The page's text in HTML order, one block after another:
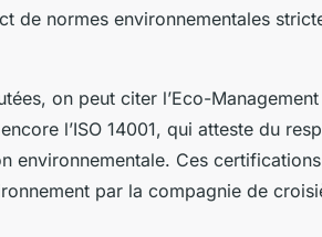
de normes environnementales
on peut citer l’Eco-
l’ISO 14001, qui atteste du
environnementale. Ces
par la compagnie de